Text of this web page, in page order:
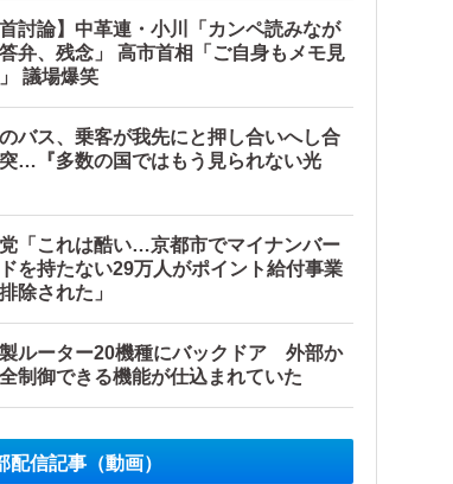
首討論】中革連・小川「カンペ読みなが
弁、残念」 高市首相「ご自身もメモ見
議場爆笑
バス、乗客が我先にと押し合いへし合
…『多数の国ではもう見られない光
「これは酷い…京都市でマイナンバー
を持たない29万人がポイント給付事業
除された」
ルーター20機種にバックドア 外部か
制御できる機能が仕込まれていた
配信記事（動画）